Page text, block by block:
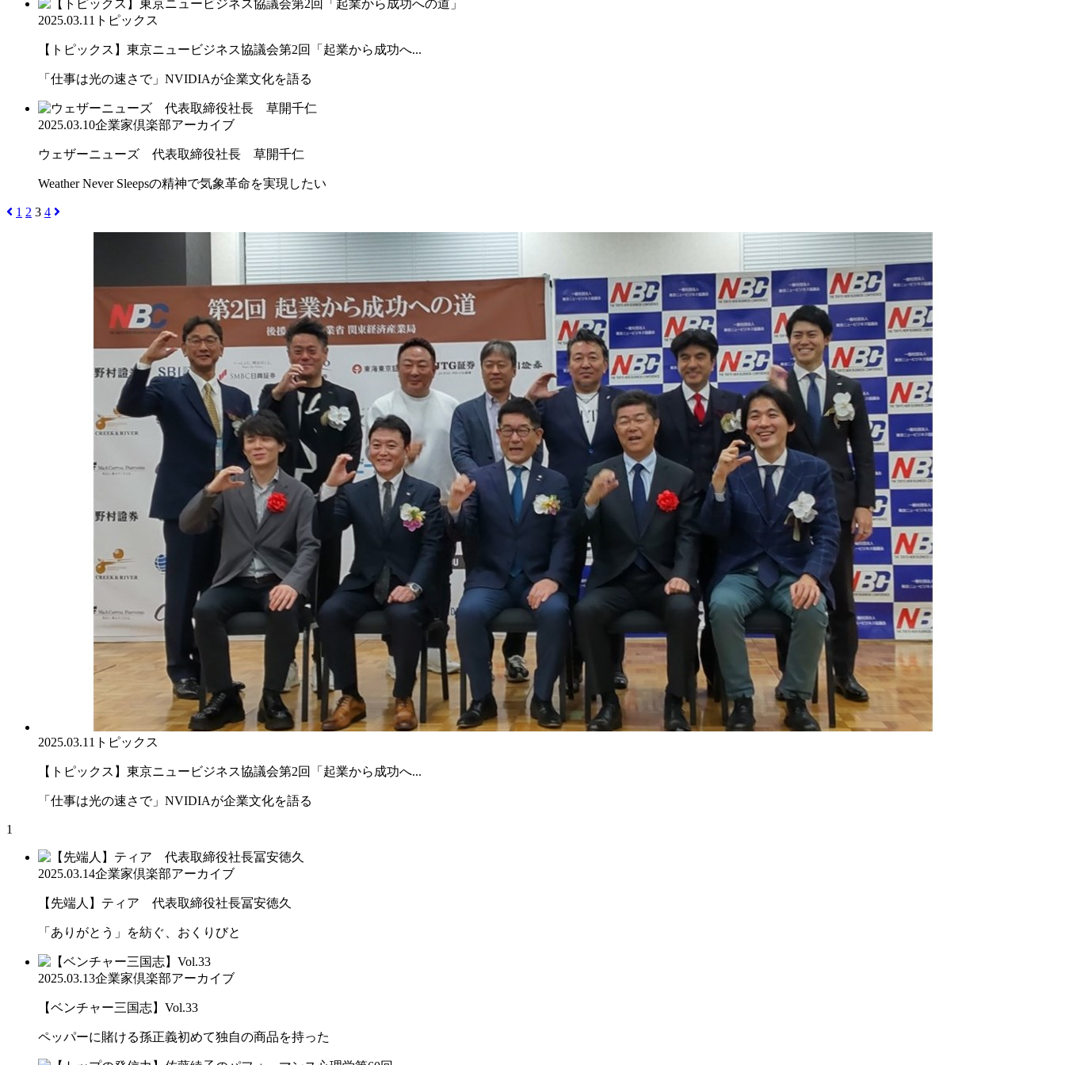
2025.03.11 トピックス
【トピックス】東京ニュービジネス協議会第2回「起業から成功へ...
「仕事は光の速さで」NVIDIAが企業文化を語る
2025.03.10企業家倶楽部アーカイブ
ウェザーニューズ 代表取締役社長 草開千仁
Weather Never Sleepsの精神で気象革命を実現したい
1 2 3 4
2025.03.11 トピックス
【トピックス】東京ニュービジネス協議会第2回「起業から成功へ...
「仕事は光の速さで」NVIDIAが企業文化を語る
1
2025.03.14企業家倶楽部アーカイブ
【先端人】ティア 代表取締役社長冨安徳久
「ありがとう」を紡ぐ、おくりびと
2025.03.13企業家倶楽部アーカイブ
【ベンチャー三国志】Vol.33
ペッパーに賭ける孫正義初めて独自の商品を持った